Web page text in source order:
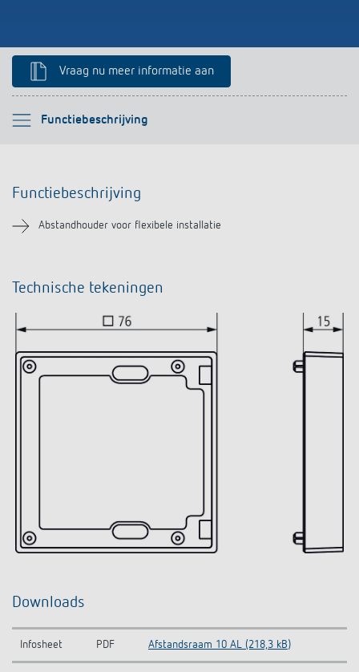
voordelig schakelen
Vraag nu meer informatie aan
Functiebeschrijving
Selecteer alstublieft
Functiebeschrijving
Abstandhouder voor flexibele installatie
Technische tekeningen
Downloads
Infosheet PDF Afstandsraam 10 AL (218,3 kB)